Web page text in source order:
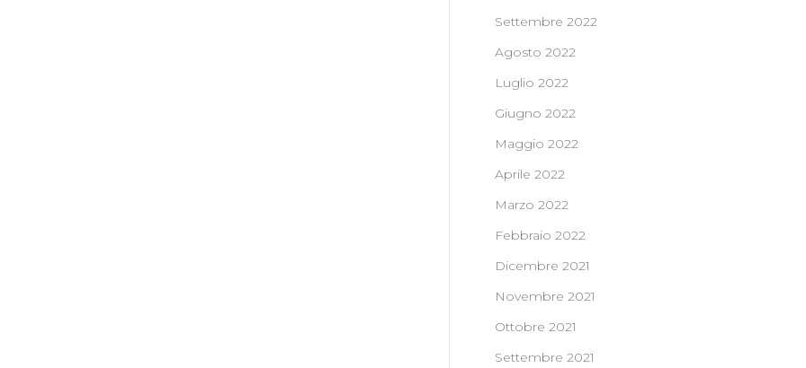
Settembre 2022
Agosto 2022
Luglio 2022
Giugno 2022
Maggio 2022
Aprile 2022
Marzo 2022
Febbraio 2022
Dicembre 2021
Novembre 2021
Ottobre 2021
Settembre 2021